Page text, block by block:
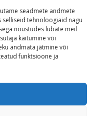
seadmete andmete
selliseid tehnoloogiaid nagu
nõustudes lubate meil
käitumine või
andmata jätmine või
funktsioone ja